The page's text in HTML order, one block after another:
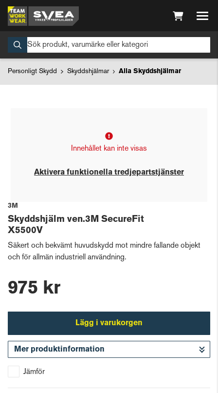
Personligt Skydd Skyddshjälmar Alla Skyddshjälmar
Innehållet kan inte visas
Aktivera funktionella tredjepartstjänster
3M
Skyddshjälm ven.3M SecureFit
X5500V
Säkert och bekvämt huvudskydd mot mindre fallande objekt
och för allmän industriell användning.
975 kr
Lägg i varukorgen
Mer produktinformation
Jämför